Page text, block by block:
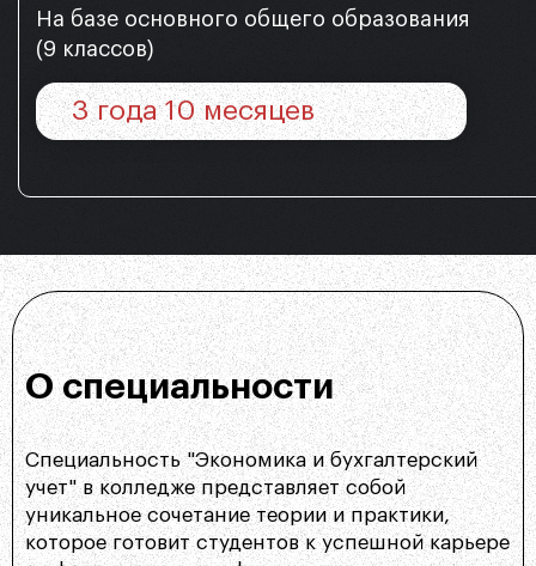
На базе основного общего образования
(9 классов)
3 года 10 месяцев
О специальности
Специальность "Экономика и бухгалтерский
учет" в колледже представляет собой
уникальное сочетание теории и практики,
которое готовит студентов к успешной карьере